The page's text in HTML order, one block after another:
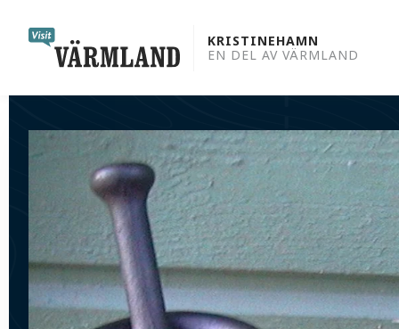
content
KRISTINEHAMN
EN DEL AV VÄRMLAND